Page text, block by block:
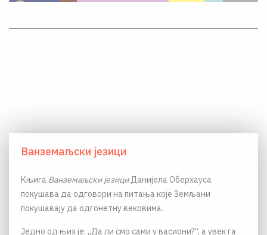
Ванземаљски језици
Књига Ванземаљски језициДанијела Оберхауса
покушава да одговори на питања које Земљани
покушавају да одгонетну вековима.
Једно од њих је: „Да ли смо сами у васиони?“, а увек га